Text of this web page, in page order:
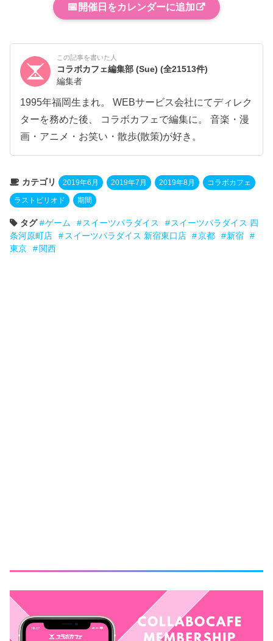
📅 開催日をカレンダーに追加
この記事を書いた人
コラボカフェ編集部 (Sue)(全21513件)
編集者
1995年福岡生まれ。 WEBサービス会社にてディレク
ターを務めた後、 コラボカフェで編集に。 音楽・漫
画・アニメ・お笑い・散歩(散策)が好き。
カテゴリ 2019年6月 2019年7月 2019年8月 コラボカフェ
ラストピリオド 期間
タグ ゲーム スイーツパラダイス
スイーツパラダイス 四
条河原町店
スイーツパラダイス 新宿東口店 京都
新宿
東京
関西